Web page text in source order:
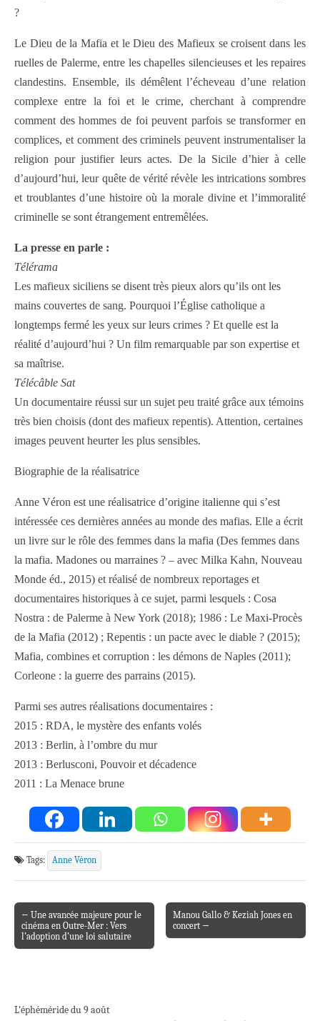
?
Le Dieu de la Mafia et le Dieu des Mafieux se croisent dans les
ruelles de Palerme, entre les chapelles silencieuses et les repaires
clandestins. Ensemble, ils démêlent l’écheveau d’une relation
complexe entre la foi et le crime, cherchant à comprendre
comment des hommes de foi peuvent parfois se transformer en
complices, et comment des criminels peuvent instrumentaliser la
religion pour justifier leurs actes. De la Sicile d’hier à celle
d’aujourd’hui, leur quête de vérité révèle les intrications sombres
et troublantes d’une histoire où la morale divine et l’immoralité
criminelle se sont étrangement entremêlées.
La presse en parle :
Télérama
Les mafieux siciliens se disent très pieux alors qu’ils ont les
mains couvertes de sang. Pourquoi l’Église catholique a
longtemps fermé les yeux sur leurs crimes ? Et quelle est la
réalité d’aujourd’hui ? Un film remarquable par son expertise et
sa maîtrise.
Télécâble Sat
Un documentaire réussi sur un sujet peu traité grâce aux témoins
très bien choisis (dont des mafieux repentis). Attention, certaines
images peuvent heurter les plus sensibles.
Biographie de la réalisatrice
Anne Véron est une réalisatrice d’origine italienne qui s’est
intéressée ces dernières années au monde des mafias. Elle a écrit
un livre sur le rôle des femmes dans la mafia (Des femmes dans
la mafia. Madones ou marraines ? – avec Milka Kahn, Nouveau
Monde éd., 2015) et réalisé de nombreux reportages et
documentaires historiques à ce sujet, parmi lesquels : Cosa
Nostra : de Palerme à New York (2018); 1986 : Le Maxi-Procès
de la Mafia (2012) ; Repentis : un pacte avec le diable ? (2015);
Mafia, combines et corruption : les démons de Naples (2011);
Corleone : la guerre des parrains (2015).
Parmi ses autres réalisations documentaires :
2015 : RDA, le mystère des enfants volés
2013 : Berlin, à l’ombre du mur
2013 : Berlusconi, Pouvoir et décadence
2011 : La Menace brune
Tags: Anne Véron
Post navigation
← Une avancée majeure pour le
cinéma en Outre-Mer : Vers
l’adoption d’une loi salutaire
Manou Gallo & Keziah Jones en
concert →
L’éphéméride du 9 août